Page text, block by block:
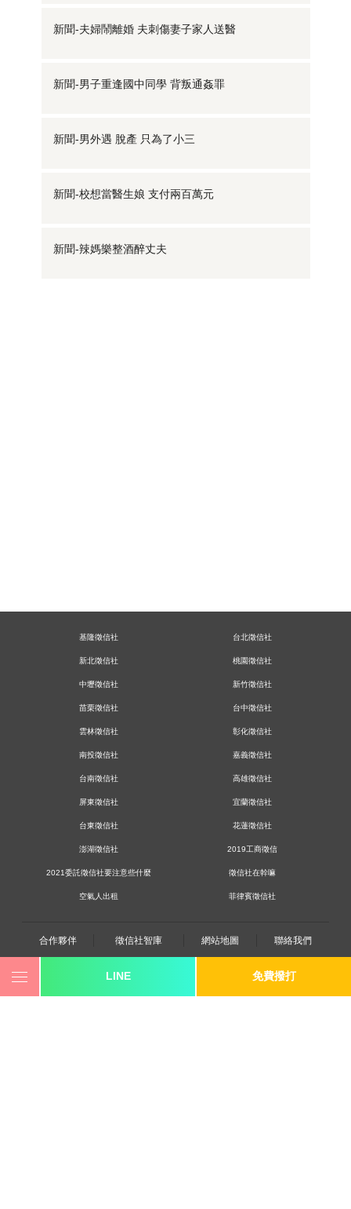
新聞-夫婦鬧離婚 夫刺傷妻子家人送醫
新聞-男子重逢國中同學 背叛通姦罪
新聞-男外遇 脫產 只為了小三
新聞-校想當醫生娘 支付兩百萬元
新聞-辣媽樂整酒醉丈夫
LINE 免費撥打
基隆徵信社 台北徵信社
新北徵信社 桃園徵信社
中壢徵信社 新竹徵信社
苗栗徵信社 台中徵信社
雲林徵信社 彰化徵信社
南投徵信社 嘉義徵信社
台南徵信社 高雄徵信社
屏東徵信社 宜蘭徵信社
台東徵信社 花蓮徵信社
澎湖徵信社 2019工商徵信
2021委託徵信社要注意些什麼 徵信社在幹嘛
空氣人出租 菲律賓徵信社
合作夥伴 徵信社智庫 網站地圖 聯絡我們
0800-250-555 revote990109@gmail.com
youtube twitter facebook line